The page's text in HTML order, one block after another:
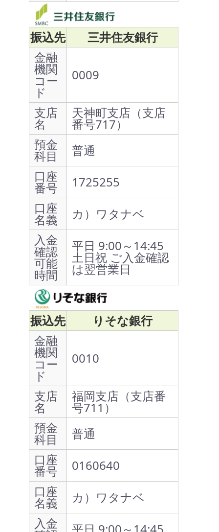
振込先
三井住友銀行
金融
機関
コー
ド
0009
支店
名
天神町支店（支店
番号717）
預金
科目
普通
口座
番号
1725255
口座
名義
カ）ワタナベ
入金
確認
可能
時間
平日 9:00～14:45
土日祝 ご入金確認
は翌営業日
振込先
りそな銀行
金融
機関
コー
ド
0010
支店
名
福岡支店（支店番
号711）
預金
科目
普通
口座
番号
0160640
口座
名義
カ）ワタナベ
入金